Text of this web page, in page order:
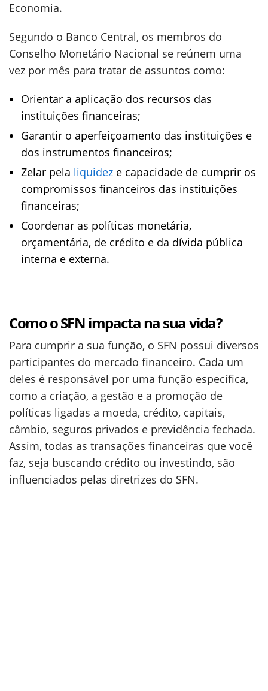
Economia.
Segundo o Banco Central, os membros do
Conselho Monetário Nacional se reúnem uma
vez por mês para tratar de assuntos como:
Orientar a aplicação dos recursos das
instituições financeiras;
Garantir o aperfeiçoamento das instituições e
dos instrumentos financeiros;
Zelar pela liquidez e capacidade de cumprir os
compromissos financeiros das instituições
financeiras;
Coordenar as políticas monetária,
orçamentária, de crédito e da dívida pública
interna e externa.
Como o SFN impacta na sua vida?
Para cumprir a sua função, o SFN possui diversos
participantes do mercado financeiro. Cada um
deles é responsável por uma função específica,
como a criação, a gestão e a promoção de
políticas ligadas a moeda, crédito, capitais,
câmbio, seguros privados e previdência fechada.
Assim, todas as transações financeiras que você
faz, seja buscando crédito ou investindo, são
influenciados pelas diretrizes do SFN.